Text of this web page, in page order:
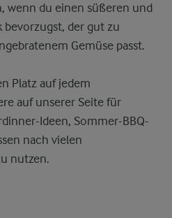
wenn du einen süßeren und
bevorzugst, der gut zu
Gemüse passt.
Platz auf jedem
auf unserer Seite für
Ideen, Sommer-BBQ-
nach vielen
nutzen.